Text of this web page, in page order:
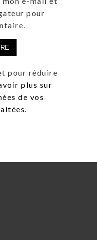
pour
pour réduire
plus sur
de vos
.